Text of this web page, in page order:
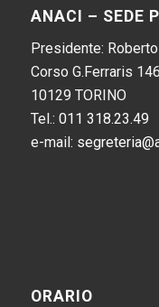
ANACI – SEDE
Presidente:
Corso G.Ferraris 146
10129 TORINO
Tel.: 011 318.23.49
e-mail:
ORARIO